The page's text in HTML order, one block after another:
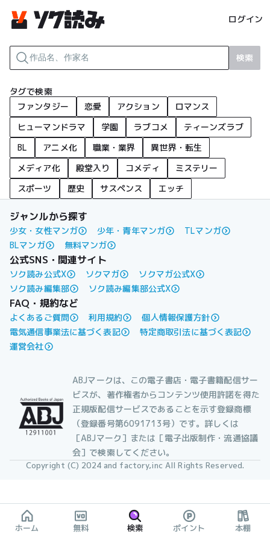
ログイン
検索
タグで検索
ファンタジー
恋愛 アクション
ロマンス
ヒューマンドラマ
学園 ラブコメ
ティーンズラブ
BL
アニメ化 職業・業界
異世界・転生
メディア化
殿堂入り コメディ
ミステリー
スポーツ
歴史 サスペンス エッチ
ジャンルから探す
少女・女性マンガ 少年・青年マンガ
TLマンガ
BLマンガ
無料マンガ
公式SNS・関連サイト
ソク読み公式X ソクマガ
ソクマガ公式X
ソク読み編集部
ソク読み編集部公式X
FAQ・規約など
よくあるご質問 利用規約
個人情報保護方針
電気通信事業法に基づく表記
特定商取引法に基づく表記
運営会社
ABJマークは、この電子書店・電子書籍配信サー
ビスが、著作権者からコンテンツ使用許諾を得た
正規版配信サービスであることを示す登録商標
（登録番号第6091713号）です。詳しくは
［ABJマーク］または［電子出版制作・流通協議
会］で検索してください。
Copyright (C) 2024 and factory,inc All Rights Reserved.
ホーム 無料 検索 ポイント 本棚